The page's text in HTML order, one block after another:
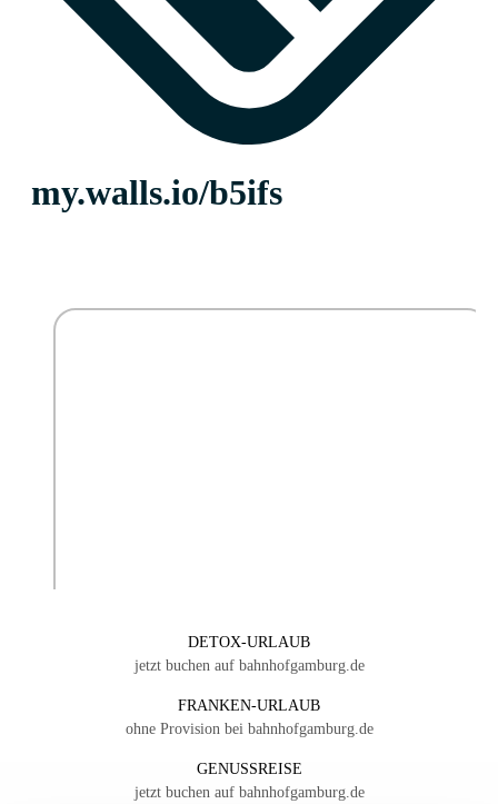
DETOX-URLAUB
jetzt buchen auf bahnhofgamburg.de
FRANKEN-URLAUB
ohne Provision bei bahnhofgamburg.de
GENUSSREISE
jetzt buchen auf bahnhofgamburg.de